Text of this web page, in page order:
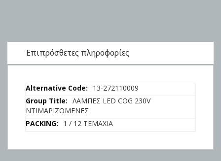
Επιπρόσθετες πληροφορίες
Επιπρόσθετες
πληροφορίες
13-272110009
ΛΑΜΠΕΣ LED COG 230V
ΝΤΙΜΑΡΙΖΟΜΕΝΕΣ
1 / 12 ΤΕΜΑΧΙΑ